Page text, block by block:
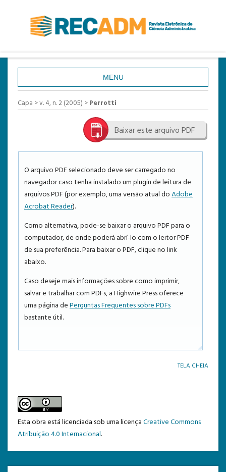
MENU
CAPA
SOBRE
CADASTRO
PESQUISA
ATUAL
ANTERIORES
ESTATÍSTICAS
TEMPLATE DE SUBMISSÃO
Capa >v. 4, n. 2 (2005) >Perrotti
Baixar este arquivo PDF
O arquivo PDF selecionado deve ser carregado no
navegador caso tenha instalado um plugin de leitura de
arquivos PDF (por exemplo, uma versão atual doAdobe
Acrobat Reader).
Como alternativa, pode-se baixar o arquivo PDF para o
computador, de onde poderá abrí-lo com o leitor PDF
de sua preferência. Para baixar o PDF, clique no link
abaixo.
Caso deseje mais informações sobre como imprimir,
salvar e trabalhar com PDFs, a Highwire Press oferece
uma página dePerguntas Frequentes sobre PDFs
bastante útil.
TELA CHEIA
Esta obra está licenciada sob uma licençaCreative Commons
Atribuição 4.0 Internacional.